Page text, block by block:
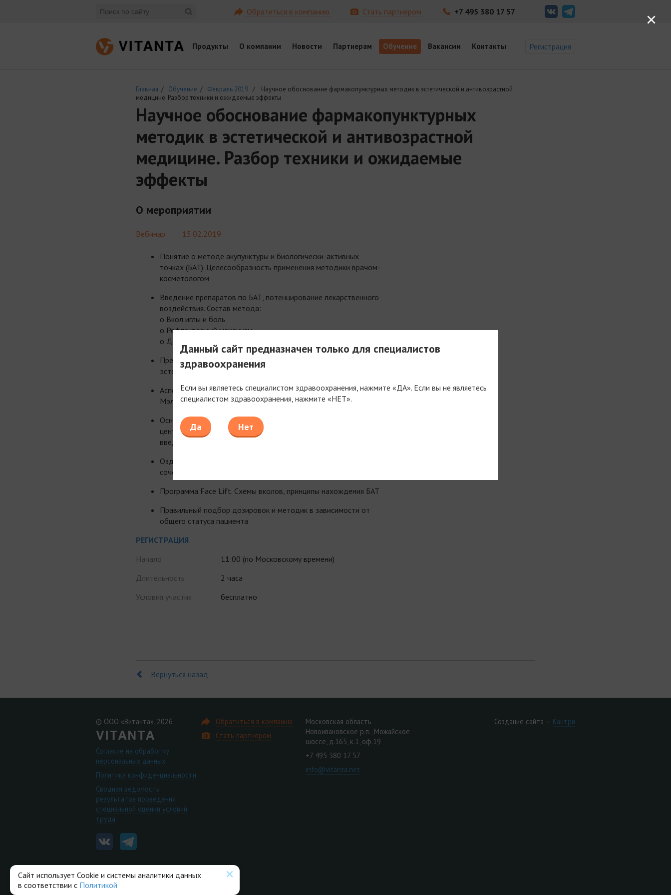
Обратиться в компанию Стать партнером +7 495 380 17 57
Продукты О компании Новости Партнерам Обучение Вакансии Контакты Регистрация
Главная / Обучение / Февраль 2019 / Научное обоснование фармакопунктурных методик в эстетической и антивозрастной
медицине. Разбор техники и ожидаемые эффекты
Научное обоснование фармакопунктурных
методик в эстетической и антивозрастной
медицине. Разбор техники и ожидаемые
эффекты
О мероприятии
Вебинар 15.02.2019
Понятие о методе акупунктуры и биологически-активных
точках (БАТ). Целесообразность применения методики врачом-
косметологом
Введение препаратов по БАТ, потенцирование лекарственного
воздействия. Состав метода:
o Вкол иглы и боль
o Рефлекторный механизм
o Действие вводимого препарата
Препарат выбора в фармакопунктурных методиках
эстетической и антивозрастной медицины
Аспекты безопасности применения плацентарного препарата
Мэлсмон. Доказательная база
Основа работы рефлекторного метода: влияние на
центральные отделы вегетативной нервной системы путем
введения плацентарного препарата Мэлсмон в БАТ.
Оздоровительный и омолаживающий эффекты метода в
сочетании с препаратом Мэлсмон
Программа Face Lift. Схемы вколов, принципы нахождения БАТ
Правильный подбор дозировок и методик в зависимости от
общего статуса пациента
РЕГИСТРАЦИЯ
Начало
11:00 (по Московскому времени)
Длительность
2 часа
Условия участия
бесплатно
Вернуться назад
© ООО «Витанта», 2026
Согласие на обработку
персональных данных
Политика конфиденциальности
Сводная ведомость
результатов проведения
специальной оценки условий
труда
Обратиться в компанию
Стать партнером
Московская область
Новоивановское р.п., Можайское
шоссе, д.165, к.1, оф.19
+7 495 380 17 57
info@vitanta.net
Создание сайта — Кантри
×
Данный сайт предназначен только для специалистов
здравоохранения
Если вы являетесь специалистом здравоохранения, нажмите «ДА». Если вы не являетесь
специалистом здравоохранения, нажмите «НЕТ».
Да Нет
Сайт использует Cookie и системы аналитики данных
в соответствии с Политикой